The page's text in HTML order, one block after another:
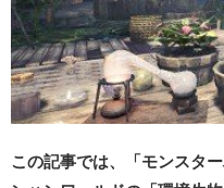
この記事では、「モンスタ